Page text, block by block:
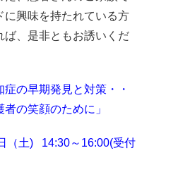
に興味を持たれている方
ば、是非ともお誘いくだ
の早期発見と対策・・
の笑顔のために」
（土) 14:30～16:00(受付